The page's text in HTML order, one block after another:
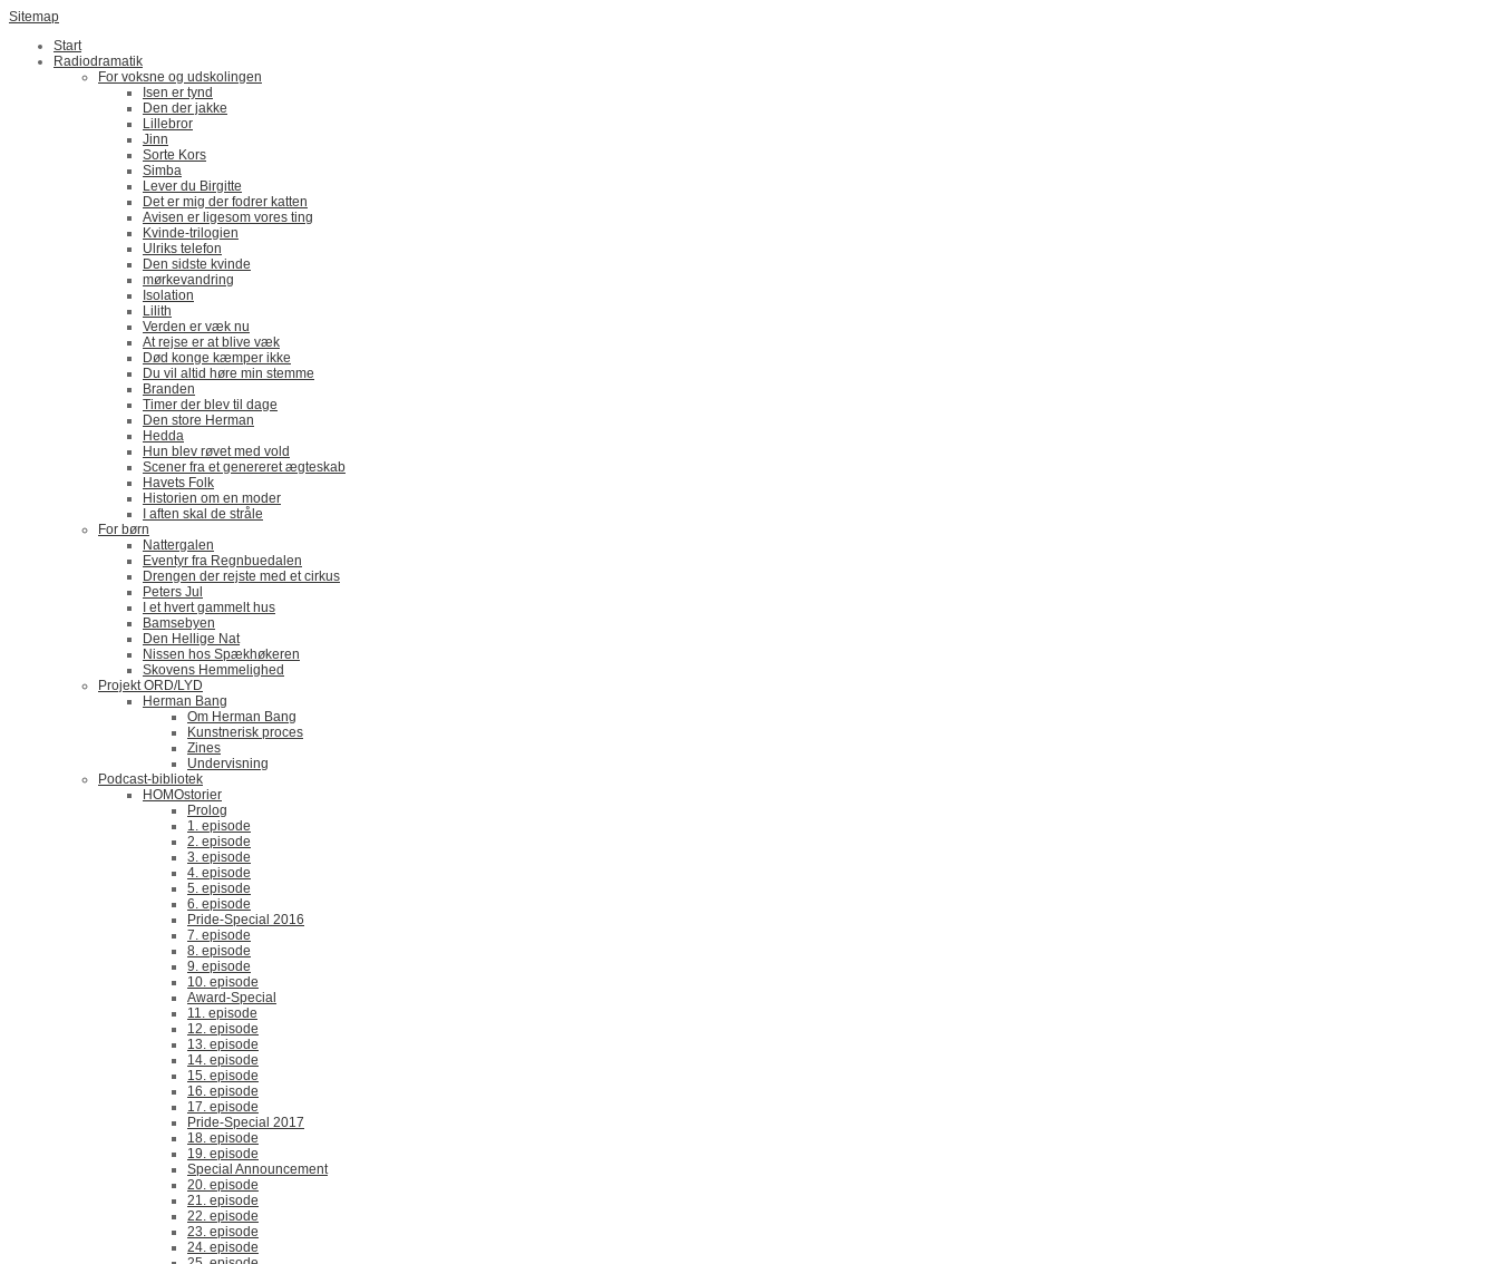
Sitemap
Start
Radiodramatik
For voksne og udskolingen
Isen er tynd
Den der jakke
Lillebror
Jinn
Sorte Kors
Simba
Lever du Birgitte
Det er mig der fodrer katten
Avisen er ligesom vores ting
Kvinde-trilogien
Ulriks telefon
Den sidste kvinde
mørkevandring
Isolation
Lilith
Verden er væk nu
At rejse er at blive væk
Død konge kæmper ikke
Du vil altid høre min stemme
Branden
Timer der blev til dage
Den store Herman
Hedda
Hun blev røvet med vold
Scener fra et genereret ægteskab
Havets Folk
Historien om en moder
I aften skal de stråle
For børn
Nattergalen
Eventyr fra Regnbuedalen
Drengen der rejste med et cirkus
Peters Jul
I et hvert gammelt hus
Bamsebyen
Den Hellige Nat
Nissen hos Spækhøkeren
Skovens Hemmelighed
Projekt ORD/LYD
Herman Bang
Om Herman Bang
Kunstnerisk proces
Zines
Undervisning
Podcast-bibliotek
HOMOstorier
Prolog
1. episode
2. episode
3. episode
4. episode
5. episode
6. episode
Pride-Special 2016
7. episode
8. episode
9. episode
10. episode
Award-Special
11. episode
12. episode
13. episode
14. episode
15. episode
16. episode
17. episode
Pride-Special 2017
18. episode
19. episode
Special Announcement
20. episode
21. episode
22. episode
23. episode
24. episode